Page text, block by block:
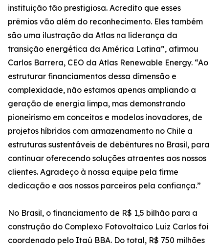
instituição tão prestigiosa. Acredito que esses
prêmios vão além do reconhecimento. Eles também
são uma ilustração da Atlas na liderança da
transição energética da América Latina”, afirmou
Carlos Barrera, CEO da Atlas Renewable Energy. “Ao
estruturar financiamentos dessa dimensão e
complexidade, não estamos apenas ampliando a
geração de energia limpa, mas demonstrando
pioneirismo em conceitos e modelos inovadores, de
projetos híbridos com armazenamento no Chile a
estruturas sustentáveis de debêntures no Brasil, para
continuar oferecendo soluções atraentes aos nossos
clientes. Agradeço à nossa equipe pela firme
dedicação e aos nossos parceiros pela confiança.”
No Brasil, o financiamento de R$ 1,5 bilhão para a
construção do Complexo Fotovoltaico Luiz Carlos foi
coordenado pelo Itaú BBA. Do total, R$ 750 milhões